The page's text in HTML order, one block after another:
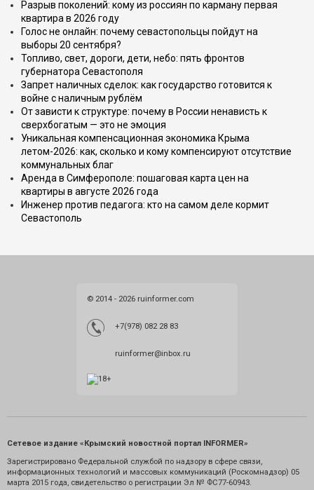
Разрыв поколений: кому из россиян по карману первая
квартира в 2026 году
Голос не онлайн: почему севастопольцы пойдут на
выборы 20 сентября?
Топливо, свет, дороги, дети, небо: пять фронтов
губернатора Севастополя
Запрет наличных сделок: как государство готовится к
войне с наличным рублём
От зависти к структуре: почему в России ненависть к
сверхбогатым — это не эмоция
Уникальная компенсационная экономика Крыма
летом-2026: как, сколько и кому компенсируют отсутствие
коммунальных благ
Аренда в Симферополе: пошаговая карта цен на
квартиры в августе 2026 года
Инженер против педагога: кто на самом деле кормит
Севастополь
© 2014 - 2026 ruinformer.com
+7(978) 082 28 83
ruinformer@inbox.ru
Сетевое издание «Крымский новостной портал INFORMER»
Зарегистрировано Федеральной службой по надзору в сфере связи,
информационных технологий и массовых коммуникаций (Роскомнадзор) 05
марта 2015 года, свидетельство о регистрации Эл № ФС77-60943.